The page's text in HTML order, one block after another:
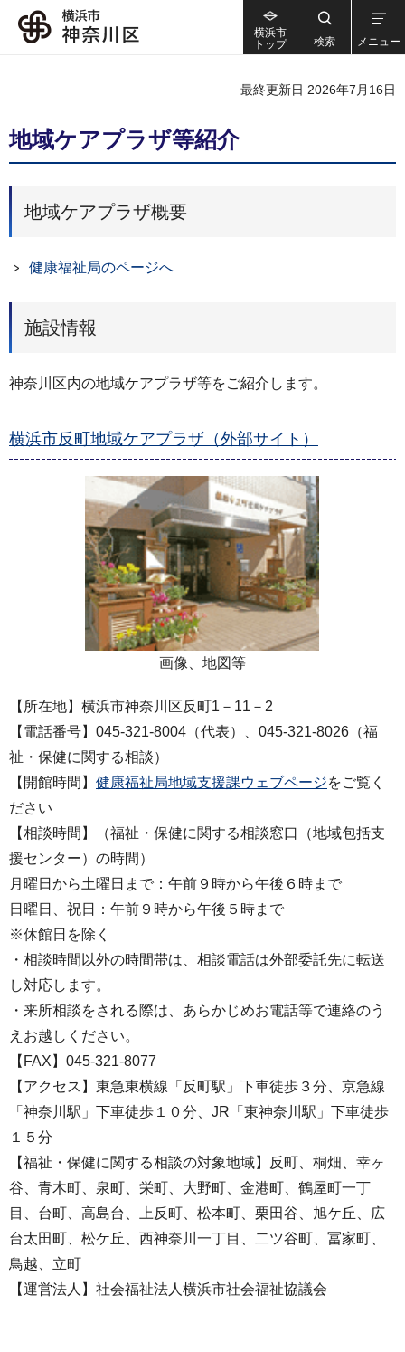
横浜市
トップ
検索 メニュー
最終更新日 2026年7月16日
地域ケアプラザ等紹介
地域ケアプラザ概要
健康福祉局のページへ
施設情報
神奈川区内の地域ケアプラザ等をご紹介します。
横浜市反町地域ケアプラザ（外部サイト）
画像、地図等
【所在地】横浜市神奈川区反町1－11－2
【電話番号】045-321-8004（代表）、045-321-8026（福
祉・保健に関する相談）
【開館時間】 健康福祉局地域支援課ウェブページをご覧く
ださい
【相談時間】（福祉・保健に関する相談窓口（地域包括支
援センター）の時間）
月曜日から土曜日まで：午前９時から午後６時まで
日曜日、祝日：午前９時から午後５時まで
※休館日を除く
・相談時間以外の時間帯は、相談電話は外部委託先に転送
し対応します。
・来所相談をされる際は、あらかじめお電話等で連絡のう
えお越しください。
【FAX】045-321-8077
【アクセス】東急東横線「反町駅」下車徒歩３分、京急線
「神奈川駅」下車徒歩１０分、JR「東神奈川駅」下車徒歩
１５分
【福祉・保健に関する相談の対象地域】反町、桐畑、幸ヶ
谷、青木町、泉町、栄町、大野町、金港町、鶴屋町一丁
目、台町、高島台、上反町、松本町、栗田谷、旭ケ丘、広
台太田町、松ケ丘、西神奈川一丁目、二ツ谷町、冨家町、
鳥越、立町
【運営法人】社会福祉法人横浜市社会福祉協議会